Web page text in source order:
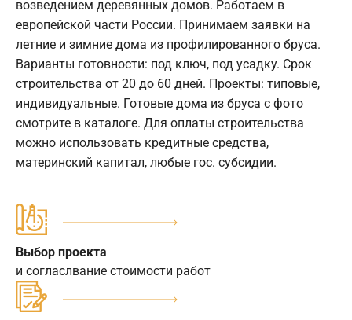
возведением деревянных домов. Работаем в
европейской части России. Принимаем заявки на
летние и зимние дома из профилированного бруса.
Варианты готовности: под ключ, под усадку. Срок
строительства от 20 до 60 дней. Проекты: типовые,
индивидуальные. Готовые дома из бруса с фото
смотрите в каталоге. Для оплаты строительства
можно использовать кредитные средства,
материнский капитал, любые гос. субсидии.
Выбор проекта
и согласлвание стоимости работ